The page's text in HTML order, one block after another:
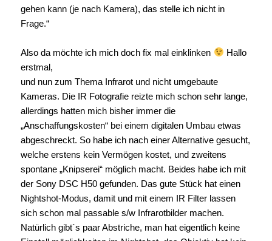
gehen kann (je nach Kamera), das stelle ich nicht in
Frage.“
Also da möchte ich mich doch fix mal einklinken
Hallo
erstmal,
und nun zum Thema Infrarot und nicht umgebaute
Kameras. Die IR Fotografie reizte mich schon sehr lange,
allerdings hatten mich bisher immer die
„Anschaffungskosten“ bei einem digitalen Umbau etwas
abgeschreckt. So habe ich nach einer Alternative gesucht,
welche erstens kein Vermögen kostet, und zweitens
spontane „Knipserei“ möglich macht. Beides habe ich mit
der Sony DSC H50 gefunden. Das gute Stück hat einen
Nightshot-Modus, damit und mit einem IR Filter lassen
sich schon mal passable s/w Infrarotbilder machen.
Natürlich gibt´s paar Abstriche, man hat eigentlich keine